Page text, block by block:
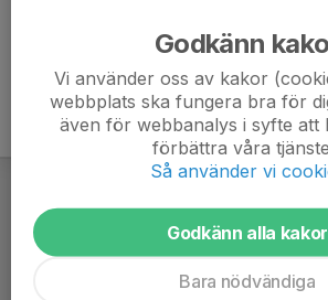
Godkänn
Vi använder oss av kakor
webbplats ska fungera bra för
även för webbanalys i syfte att
förbättra våra
Så använder vi
Godkänn alla kakor
Bara nödvändiga